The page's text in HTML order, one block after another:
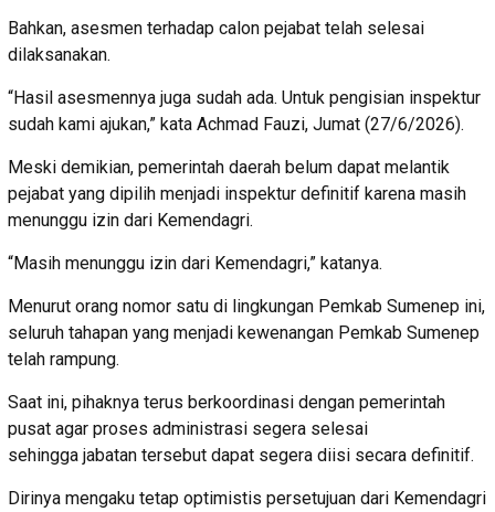
Bahkan, asesmen terhadap calon pejabat telah selesai
dilaksanakan.
“Hasil asesmennya juga sudah ada. Untuk pengisian inspektur
sudah kami ajukan,” kata Achmad Fauzi, Jumat (27/6/2026).
Meski demikian, pemerintah daerah belum dapat melantik
pejabat yang dipilih menjadi inspektur definitif karena masih
menunggu izin dari Kemendagri.
“Masih menunggu izin dari Kemendagri,” katanya.
Menurut orang nomor satu di lingkungan Pemkab Sumenep ini,
seluruh tahapan yang menjadi kewenangan Pemkab Sumenep
telah rampung.
Saat ini, pihaknya terus berkoordinasi dengan pemerintah
pusat agar proses administrasi segera selesai
sehingga jabatan tersebut dapat segera diisi secara definitif.
Dirinya mengaku tetap optimistis persetujuan dari Kemendagri